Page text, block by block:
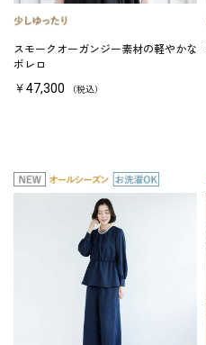
スモークオーガンジー素材の軽やかな
ボレロ
￥47,300 （税込）